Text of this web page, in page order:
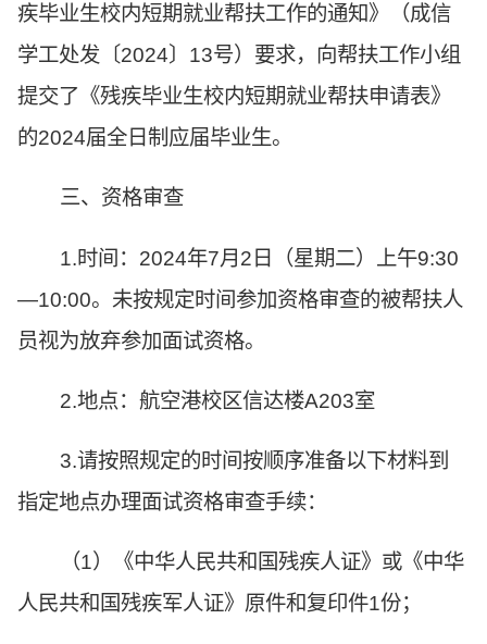
疾毕业生校内短期就业帮扶工作的通知》（成信
学工处发〔2024〕13号）要求，向帮扶工作小组
提交了《残疾毕业生校内短期就业帮扶申请表》
的2024届全日制应届毕业生。
三、资格审查
1.时间：2024年7月2日（星期二）上午9:30
—10:00。未按规定时间参加资格审查的被帮扶人
员视为放弃参加面试资格。
2.地点：航空港校区信达楼A203室
3.请按照规定的时间按顺序准备以下材料到
指定地点办理面试资格审查手续：
（1）《中华人民共和国残疾人证》或《中华
人民共和国残疾军人证》原件和复印件1份；